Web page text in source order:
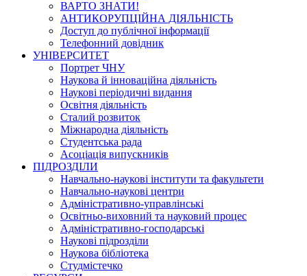
ВАРТО ЗНАТИ!
АНТИКОРУПЦІЙНА ДІЯЛЬНІСТЬ
Доступ до публічної інформації
Телефонний довідник
УНІВЕРСИТЕТ
Портрет ЧНУ
Наукова й інноваційна діяльність
Наукові періодичні видання
Освітня діяльність
Сталий розвиток
Міжнародна діяльність
Студентська рада
Асоціація випускників
ПІДРОЗДІЛИ
Навчально-наукові інститути та факультети
Навчально-наукові центри
Адміністративно-управлінські
Освітньо-виховний та науковий процес
Адміністративно-господарські
Наукові підрозділи
Наукова бібліотека
Студмістечко